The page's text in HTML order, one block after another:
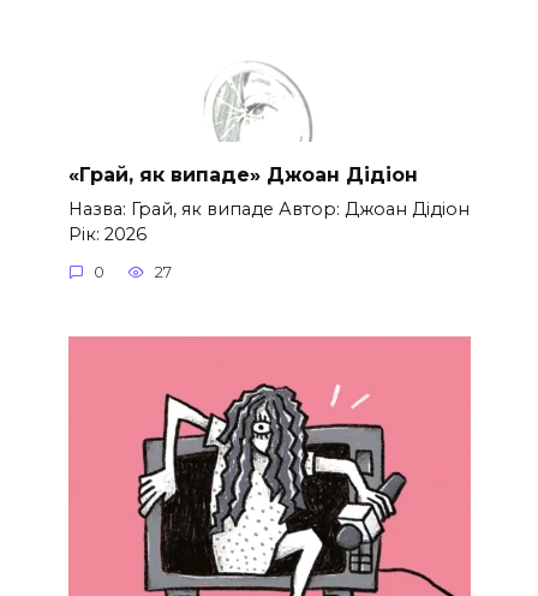
«Грай, як випаде» Джоан Дідіон
Назва: Грай, як випаде Автор: Джоан Дідіон
Рік: 2026
0 27